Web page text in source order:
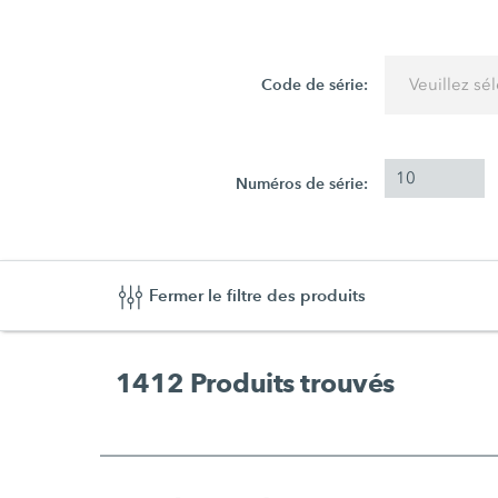
Code de série: Veuillez
Numéros de série:
Fermer le filtre des produits
1412 Produits trouvés